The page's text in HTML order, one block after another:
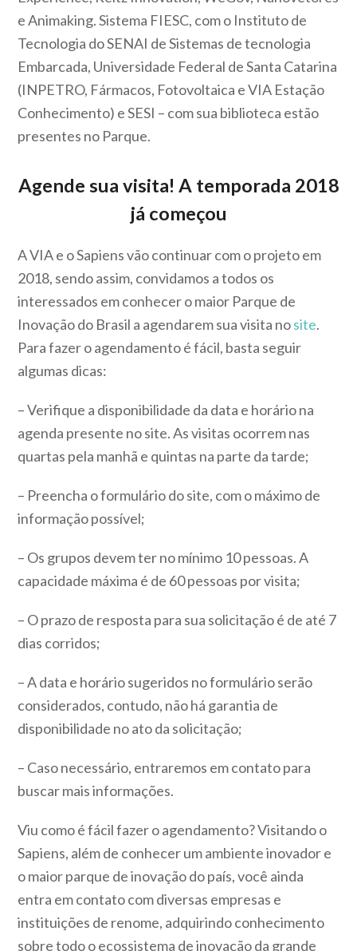
e Animaking. Sistema FIESC, com o Instituto de
Tecnologia do SENAI de Sistemas de tecnologia
Embarcada, Universidade Federal de Santa Catarina
(INPETRO, Fármacos, Fotovoltaica e VIA Estação
Conhecimento) e SESI – com sua biblioteca estão
presentes no Parque.
Agende sua visita! A temporada 2018
já começou
A VIA e o Sapiens vão continuar com o projeto em
2018, sendo assim, convidamos a todos os
interessados em conhecer o maior Parque de
Inovação do Brasil a agendarem sua visita nosite.
Para fazer o agendamento é fácil, basta seguir
algumas dicas:
– Verifique a disponibilidade da data e horário na
agenda presente no site. As visitas ocorrem nas
quartas pela manhã e quintas na parte da tarde;
– Preencha o formulário do site, com o máximo de
informação possível;
– Os grupos devem ter no mínimo 10 pessoas. A
capacidade máxima é de 60 pessoas por visita;
– O prazo de resposta para sua solicitação é de até 7
dias corridos;
– A data e horário sugeridos no formulário serão
considerados, contudo, não há garantia de
disponibilidade no ato da solicitação;
– Caso necessário, entraremos em contato para
buscar mais informações.
Viu como é fácil fazer o agendamento? Visitando o
Sapiens, além de conhecer um ambiente inovador e
o maior parque de inovação do país, você ainda
entra em contato com diversas empresas e
instituições de renome, adquirindo conhecimento
sobre todo o ecossistema de inovação da grande